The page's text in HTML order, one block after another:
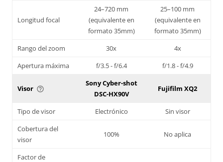
Longitud focal
24–720 mm
(equivalente en
formato 35mm)
25–100 mm
(equivalente en
formato 35mm)
Rango del zoom
30x
4x
Apertura máxima
f/3.5 - f/6.4 f/1.8 - f/4.9
Visor help_outline
Sony Cyber-shot
DSC-HX90V
Fujifilm XQ2
Tipo de visor Electrónico
Sin visor
Cobertura del
visor
100% No aplica
Factor de